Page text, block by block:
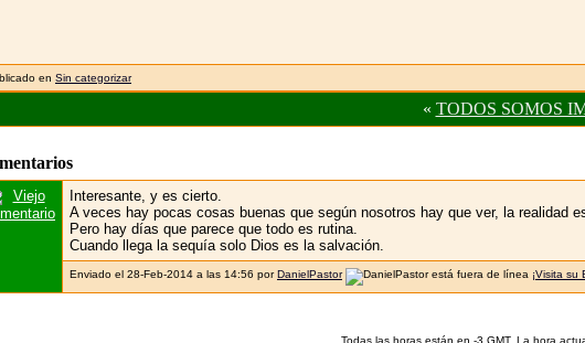
en Sin categorizar
« TODOS SOMOS
Interesante, y es cierto.
A veces hay pocas cosas buenas que según nosotros hay que ver, la realidad
Pero hay días que parece que todo es rutina.
Cuando llega la sequía solo Dios es la salvación.
Enviado el 28-Feb-2014 a las 14:56 porDanielPastor ¡Visita su
Todas las horas están en -3 GMT. La hora